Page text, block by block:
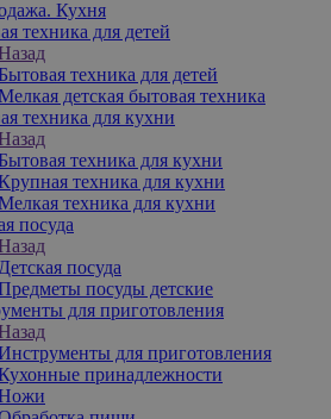
Кухня
техника для детей
техника для детей
детская бытовая техника
техника для кухни
техника для кухни
техника для кухни
техника для кухни
посуда
Детская посуда
посуды детские
для приготовления
для приготовления
принадлежности